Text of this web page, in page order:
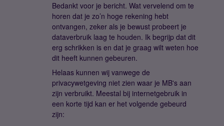
Bedankt voor je bericht. Wat vervelend om te
horen dat je zo’n hoge rekening hebt
ontvangen, zeker als je bewust probeert je
dataverbruik laag te houden. Ik begrijp dat dit
erg schrikken is en dat je graag wilt weten hoe
dit heeft kunnen gebeuren.
Helaas kunnen wij vanwege de
privacywetgeving niet zien waar je MB's aan
zijn verbruikt. Meestal bij internetgebruik in
een korte tijd kan er het volgende gebeurd
zijn: